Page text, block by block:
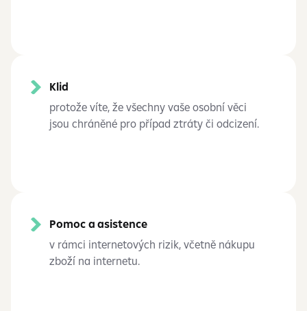
Klid
protože víte, že všechny vaše osobní věci
jsou chráněné pro případ ztráty či odcizení.
Pomoc a asistence
v rámci internetových rizik, včetně nákupu
zboží na internetu.